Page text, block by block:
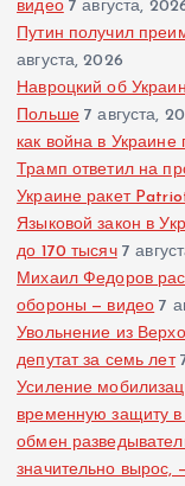
видео 7 августа,
Путин получил
августа, 2026
Навроцкий об
Польше 7 августа,
как война в
Трамп ответил на
Украине ракет
Языковой закон в
до 170 тысяч 7
Михаил Федоров
обороны — видео 7
Увольнение из
депутат за семь лет
Усиление
временную защиту
обмен
значительно вырос,